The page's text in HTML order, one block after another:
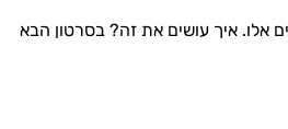
אלו. איך עושים את זה? בסרטון הבא